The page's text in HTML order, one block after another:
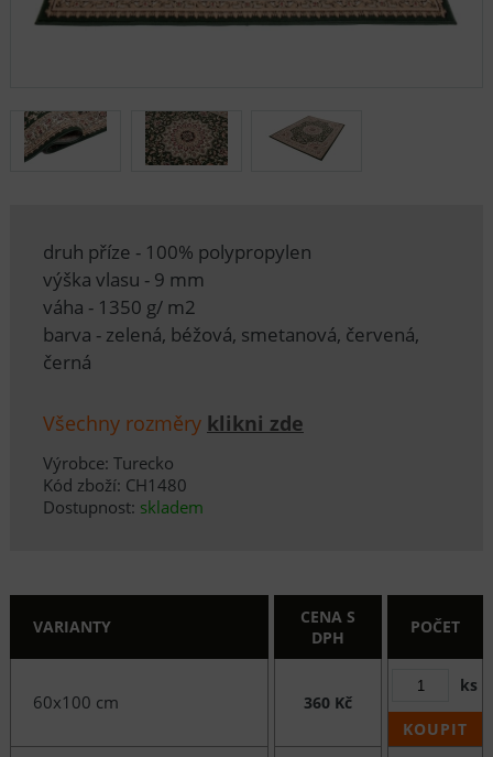
druh příze - 100% polypropylen
výška vlasu - 9 mm
váha - 1350 g/ m2
barva - zelená, béžová, smetanová, červená,
černá
Všechny rozměry klikni zde
Výrobce: Turecko
Kód zboží: CH1480
Dostupnost: skladem
VARIANTY
CENA S
DPH
POČET
60x100 cm 360 Kč
ks
KOUPIT